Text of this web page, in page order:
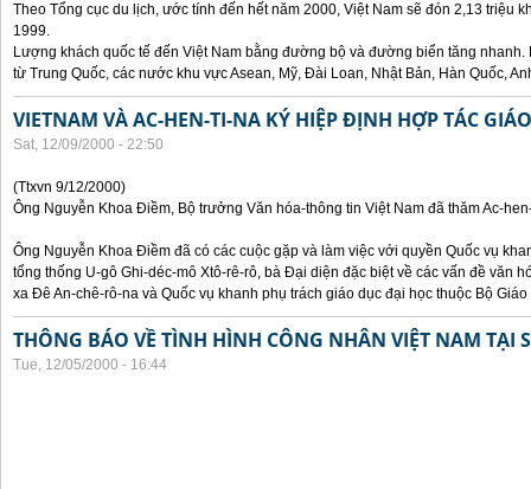
Theo Tổng cục du lịch, ước tính đến hết năm 2000, Việt Nam sẽ đón 2,13 triệu
1999.
Lượng khách quốc tế đến Việt Nam bằng đường bộ và đường biển tăng nhanh.
từ Trung Quốc, các nước khu vực Asean, Mỹ, Đài Loan, Nhật Bản, Hàn Quốc,
VIETNAM VÀ AC-HEN-TI-NA KÝ HIỆP ĐỊNH HỢP TÁC
Sat, 12/09/2000 - 22:50
(Ttxvn 9/12/2000)
Ông Nguyễn Khoa Điềm, Bộ trưởng Văn hóa-thông tin Việt Nam đã thăm Ac-
Ông Nguyễn Khoa Điềm đã có các cuộc gặp và làm việc với quyền Quốc vụ
tổng thống U-gô Ghi-déc-mô Xtô-rê-rô, bà Đại diện đặc biệt về các vấn đề văn
xa Đê An-chê-rô-na và Quốc vụ khanh phụ trách giáo dục đại học thuộc Bộ
THÔNG BÁO VỀ TÌNH HÌNH CÔNG NHÂN VIỆT NAM TẠI
Tue, 12/05/2000 - 16:44